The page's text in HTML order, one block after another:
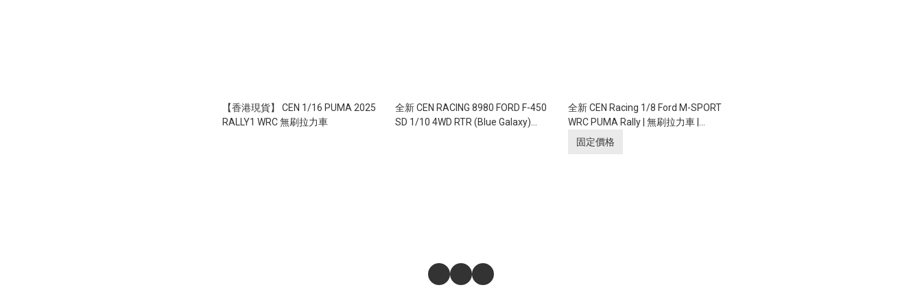
【香港現貨】 CEN 1/16 PUMA 2025
RALLY1 WRC 無刷拉力車
全新 CEN RACING 8980 FORD F-450
SD 1/10 4WD RTR (Blue Galaxy)
全新 CEN Racing 1/8 Ford M-SPORT
WRC PUMA Rally | 無刷拉力車 |
2.4Ghz 遙控器 | Blushless moto and
固定價格